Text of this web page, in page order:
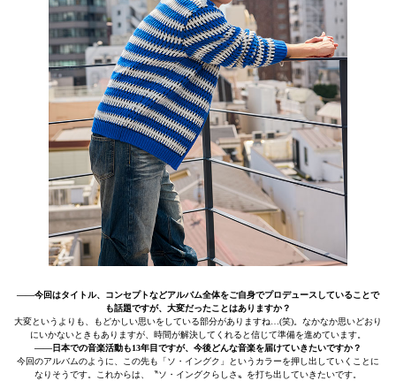
――今回はタイトル、コンセプトなどアルバム全体をご自身でプロデュースしていることで
も話題ですが、大変だったことはありますか？
大変というよりも、もどかしい思いをしている部分がありますね…(笑)。なかなか思いどおり
にいかないときもありますが、時間が解決してくれると信じて準備を進めています。
――日本での音楽活動も13年目ですが、今後どんな音楽を届けていきたいですか？
今回のアルバムのように、この先も「ソ・イングク」というカラーを押し出していくことに
なりそうです。これからは、〝ソ・イングクらしさ〟を打ち出していきたいです。